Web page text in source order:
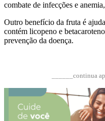
combate de infecções e
Outro benefício da fruta é
contém licopeno e
prevenção da doença.
______continua